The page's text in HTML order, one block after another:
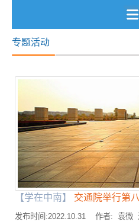
专题活动
【学在中南】 交通院举行第
发布时间:2022.10.31 作者: 袁微